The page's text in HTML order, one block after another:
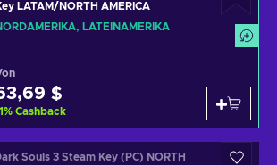
LATAM/NORTH AMERICA
LATEINAMERIKA
$
% Cashback
Souls 3 Steam Key (PC) NORTH